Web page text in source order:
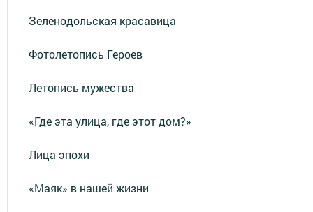
Зеленодольская красавица
Фотолетопись Героев
Летопись мужества
«Где эта улица, где этот дом?»
Лица эпохи
«Маяк» в нашей жизни